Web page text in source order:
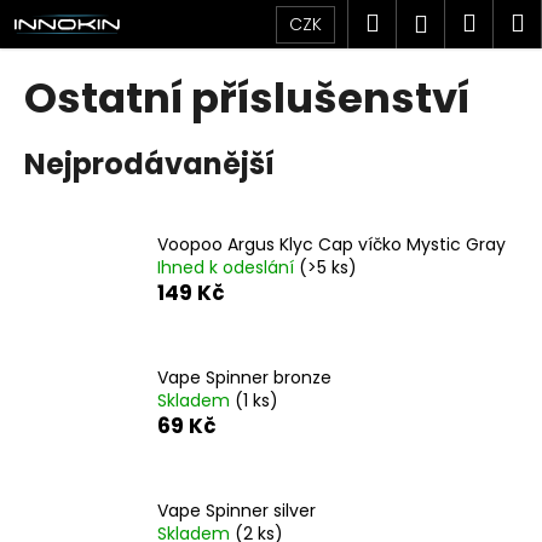
Přejít
na
obsah
CZK Hledat
Ostatní příslušenství
Nejprodávanější
Voopoo Argus Klyc Cap víčko Mystic Gray
Ihned k odeslání (>5 ks)
149 Kč
Vape Spinner bronze
Skladem (1 ks)
69 Kč
Vape Spinner silver
Skladem (2 ks)
K
o
o